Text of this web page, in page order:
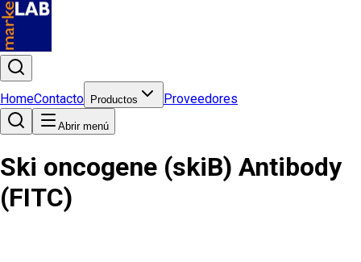
HomeContacto Productos Proveedores
Abrir menú
Ski oncogene (skiB) Antibody
(FITC)